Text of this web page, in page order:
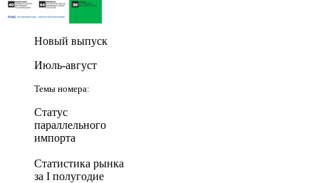
Новый выпуск
Июль-август
Темы номера:
Статус
параллельного
импорта
Статистика рынка
за I полугодие